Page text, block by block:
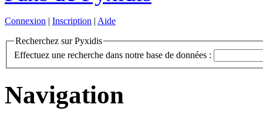
Connexion | Inscription | Aide
Recherchez sur Pyxidis
Effectuez une recherche dans notre base de données :
Navigation